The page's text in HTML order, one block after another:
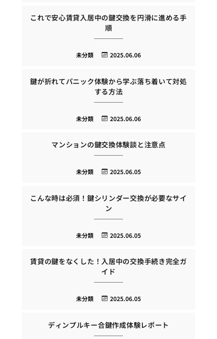
これで安心賃貸入居中の鍵交換を円滑に進める手
順
2025.06.06
未分類
鍵が折れてパニック体験から学ぶ落ち着いて対処
する方法
2025.06.06
未分類
マンションの鍵交換体験談と注意点
2025.06.05
未分類
こんな時は必須！鍵シリンダー交換が必要なサイ
ン
2025.06.05
未分類
賃貸の鍵をなくした！入居中の交換手続き完全ガ
イド
2025.06.05
未分類
ディンプルキー合鍵作成体験レポート